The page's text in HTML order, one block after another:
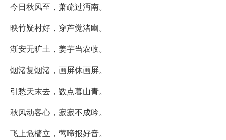
今日秋风至，萧疏过沔南。
映竹疑村好，穿芦觉渚幽。
渐安无旷土，姜芋当农收。
烟渚复烟渚，画屏休画屏。
引愁天末去，数点暮山青。
秋风动客心，寂寂不成吟。
飞上危樯立，莺啼报好音。